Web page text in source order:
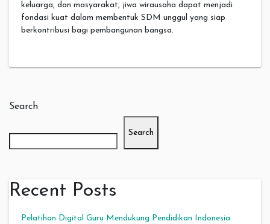
keluarga, dan masyarakat, jiwa wirausaha dapat menjadi
fondasi kuat dalam membentuk SDM unggul yang siap
berkontribusi bagi pembangunan bangsa.
Search
Search
Recent Posts
Pelatihan Digital Guru Mendukung Pendidikan Indonesia